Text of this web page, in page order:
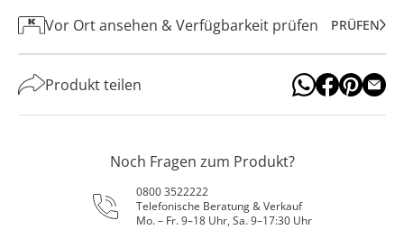
Vor Ort ansehen & Verfügbarkeit prüfen PRÜFEN
Produkt teilen
Noch Fragen zum Produkt?
0800 3522222
Telefonische Beratung & Verkauf
Mo. – Fr. 9–18 Uhr, Sa. 9–17:30 Uhr